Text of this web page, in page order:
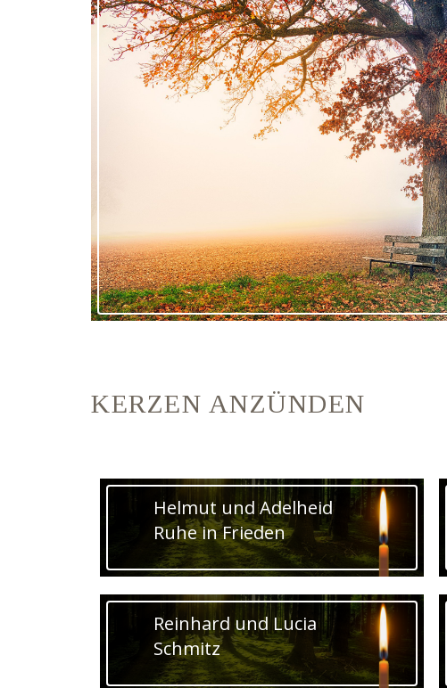
KERZEN ANZÜNDEN
Helmut und Adelheid
Ruhe in Frieden
Reinhard und Lucia
Schmitz